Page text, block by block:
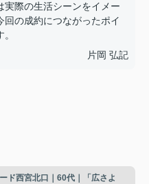
実際の生活シーンをイメー
回の成約につながったポイ
片岡 弘記
ド西宮北口｜60代｜「広さよ